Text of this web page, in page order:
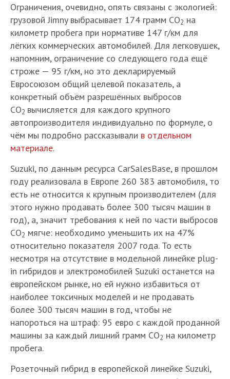
Ограничения, очевидно, опять связаны с экологией:
грузовой Jimny выбрасывает 174 грамм СО2 на
километр пробега при нормативе 147 г/км для
лёгких коммерческих автомобилей. Для легковушек,
напомним, ограничение со следующего года ещё
строже — 95 г/км, но это декларируемый
Евросоюзом общий целевой показатель, а
конкретный объём разрешённых выбросов
СО2 вычисляется для каждого крупного
автопроизводителя индивидуально по формуле, о
чём мы подробно рассказывали в отдельном
материале.
Suzuki, по данным ресурса CarSalesBase, в прошлом
году реализовала в Европе 260 383 автомобиля, то
есть не относится к крупным производителем (для
этого нужно продавать более 300 тысяч машин в
год), а, значит требования к ней по части выбросов
СО2 мягче: необходимо уменьшить их на 47%
относительно показателя 2007 года. То есть
несмотря на отсутствие в модельной линейке plug-
in гибридов и электромобилей Suzuki останется на
европейском рынке, но ей нужно избавиться от
наиболее токсичных моделей и не продавать
более 300 тысяч машин в год, чтобы не
напороться на штраф: 95 евро с каждой проданной
машины за каждый лишний грамм СО2 на километр
пробега.
Розеточный гибрид в европейской линейке Suzuki,